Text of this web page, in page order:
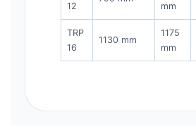
12
mm
TRP
16
1130 mm
1175
mm